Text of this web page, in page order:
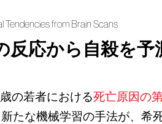
Tendencies from Brain Scans
反応から自殺を予
の若者における死亡原因の
たな機械学習の手法が、希